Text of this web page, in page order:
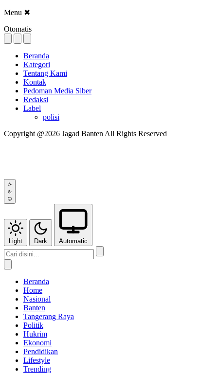
Menu ✖
Otomatis
Beranda
Kategori
Tentang Kami
Kontak
Pedoman Media Siber
Redaksi
Label
polisi
Copyright @2026 Jagad Banten All Rights Reserved
Light Dark Automatic
Beranda
Home
Nasional
Banten
Tangerang Raya
Politik
Hukrim
Ekonomi
Pendidikan
Lifestyle
Trending